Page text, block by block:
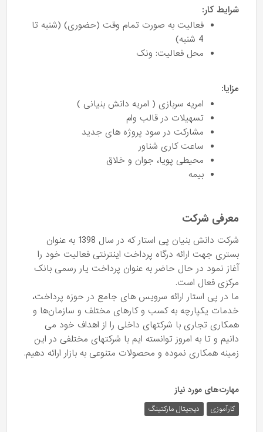
شرایط کار:
فعالیت به صورت تمام وقت (حضوری) (شنبه تا
4 شنبه)
محل فعالیت: ونک
مزایا:
امریه سربازی ( امریه دانش بنیانی )
تسهیلات در قالب وام
مشارکت در سود پروژه های جدید
ساعت کاری شناور
محیطی پویا، جوان و خلاق
بیمه
معرفی شرکت
شرکت دانش بنیان پی استار که در سال 1398 به عنوان
بستری جهت ارائه درگاه پرداخت اینترنتی فعالیت خود را
آغاز نمود در حال حاضر به عنوان پرداخت یار رسمی بانک
مرکزی فعال است.
ما در پی استار ارائه سرویس های جامع در حوزه پرداخت،
خدمات یکپارچه به کسب و کارهای مختلف و سازمان‌ها و
همکاری تجاری با شرکتهای داخلی را از اهداف خود می
دانیم و تا به امروز توانسته ایم با شرکتهای مختلفی در این
زمینه همکاری نموده و محصولات متنوعی به بازار ارائه دهیم.
مهارت‌های مورد نیاز
کارآموزی دیجیتال مارکتینگ